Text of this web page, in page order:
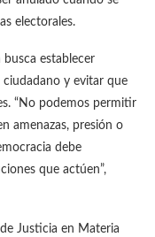
electorales.
establecer
ciudadano y evitar que
“No podemos permitir
amenazas, presión o
debe
que actúen”,
Justicia en Materia